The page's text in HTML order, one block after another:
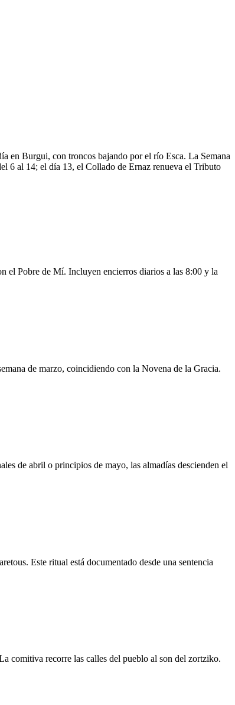
en Burgui, con troncos bajando por el río Esca. La Semana
6 al 14; el día 13, el Collado de Ernaz renueva el Tributo
el Pobre de Mí. Incluyen encierros diarios a las 8:00 y la
de marzo, coincidiendo con la Novena de la Gracia.
de abril o principios de mayo, las almadías descienden el
Este ritual está documentado desde una sentencia
comitiva recorre las calles del pueblo al son del zortziko.